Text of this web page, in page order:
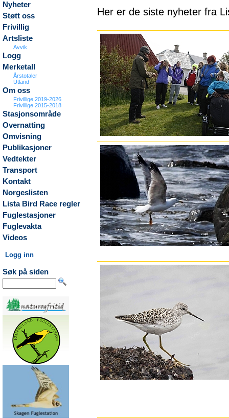
Nyheter
Støtt oss
Frivillig
Artsliste
Avvik
Logg
Merketall
Årstotaler
Utland
Om oss
Frivillige 2019-2026
Frivillige 2015-2018
Stasjonsområde
Overnatting
Omvisning
Publikasjoner
Vedtekter
Transport
Kontakt
Norgeslisten
Lista Bird Race regler
Fuglestasjoner
Fuglevakta
Videos
Logg inn
Søk på siden
Her er de siste nyheter fra